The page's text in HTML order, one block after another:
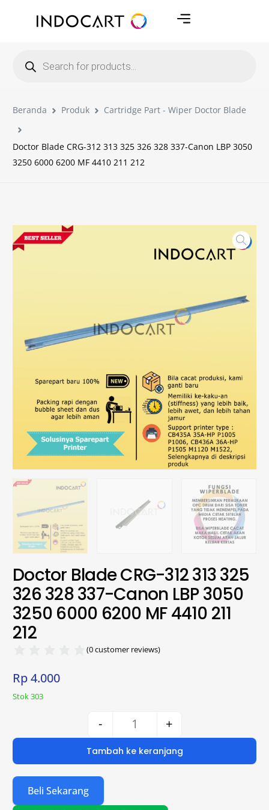
Beranda Produk Cartridge Part - Wiper Doctor Blade
Doctor Blade CRG-312 313 325 326 328 337-Canon LBP 3050
3250 6000 6200 MF 4410 211 212
Doctor Blade CRG-312 313 325
326 328 337-Canon LBP 3050
3250 6000 6200 MF 4410 211
212
(0customer reviews)
Rp4.000
Stok 303
- +
Tambah ke keranjang
Beli Sekarang